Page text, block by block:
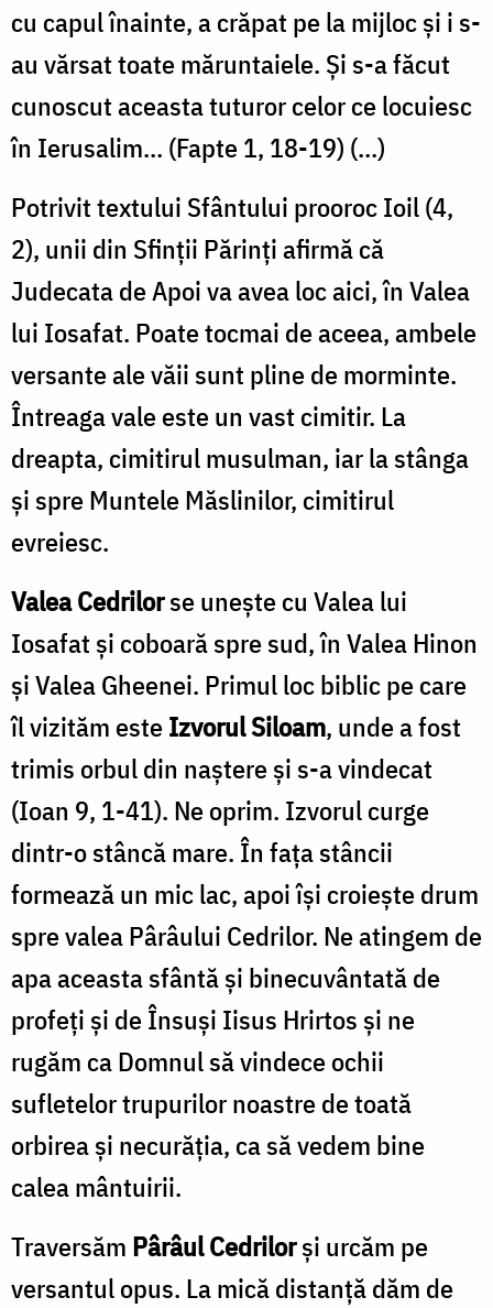
cu capul înainte, a crăpat pe la mijloc şi i s-
au vărsat toate mărun­taiele. Şi s-a făcut
cunoscut aceasta tuturor celor ce locuiesc
în Ierusalim... (Fapte 1, 18-19) (…)
Potrivit textului Sfântului prooroc Ioil (4,
2), unii din Sfinţii Părinţi afirmă că
Judecata de Apoi va avea loc aici, în Valea
lui Iosafat. Poate tocmai de aceea, ambele
versante ale văii sunt pline de morminte.
Întreaga vale este un vast cimitir. La
dreapta, cimitirul musulman, iar la stânga
şi spre Muntele Măslinilor, cimitirul
evreiesc.
Valea Cedrilorse uneşte cu Valea lui
Iosafat şi coboară spre sud, în Valea Hinon
şi Valea Gheenei. Primul loc biblic pe care
îl vizităm esteIzvorul Siloam, unde a fost
trimis orbul din naştere şi s-a vindecat
(Ioan 9, 1-41). Ne oprim. Izvorul curge
dintr-o stâncă mare. În faţa stâncii
formează un mic lac, apoi îşi croieşte drum
spre valea Pârâului Cedrilor. Ne atingem de
apa aceasta sfân­tă şi binecuvântată de
profeţi şi de Însuşi Iisus Hrirtos și ne
rugăm ca Domnul să vindece ochii
sufletelor trupurilor noastre de toată
orbirea şi necurăţia, ca să vedem bine
calea mântuirii.
Traversăm Pârâul Cedrilorşi urcăm pe
versantul opus. La mică distanţă dăm de